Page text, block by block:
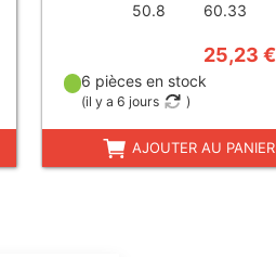
50.8 60.33
25,23 €
6 pièces en stock
(il y a 6 jours )
AJOUTER AU PANIER